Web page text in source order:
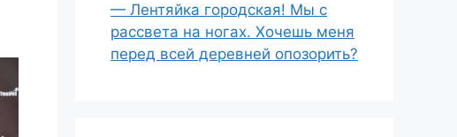
— Лентяйка городская! Мы с
рассвета на ногах. Хочешь меня
перед всей деревней опозорить?